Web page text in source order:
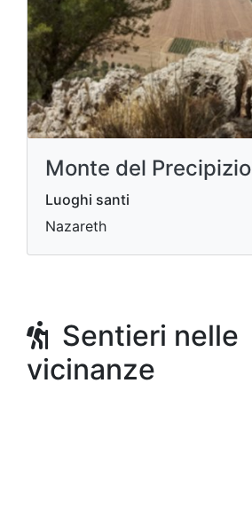
Monte del Precipizio
Luoghi santi
Nazareth
Sentieri nelle
vicinanze